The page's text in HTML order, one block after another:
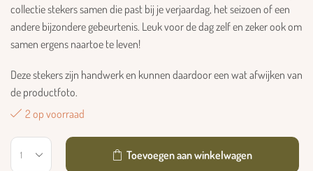
collectie stekers samen die past bij je verjaardag, het seizoen of een
andere bijzondere gebeurtenis. Leuk voor de dag zelf en zeker ook om
samen ergens naartoe te leven!
Deze stekers zijn handwerk en kunnen daardoor een wat afwijken van
de productfoto.
2 op voorraad
Toevoegen aan winkelwagen